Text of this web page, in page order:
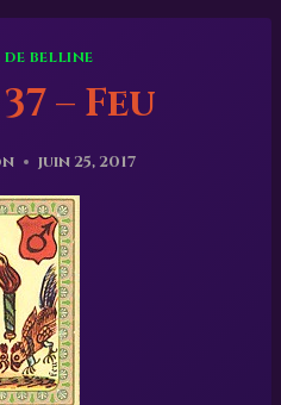
BELLINE
– Feu
juin 25, 2017